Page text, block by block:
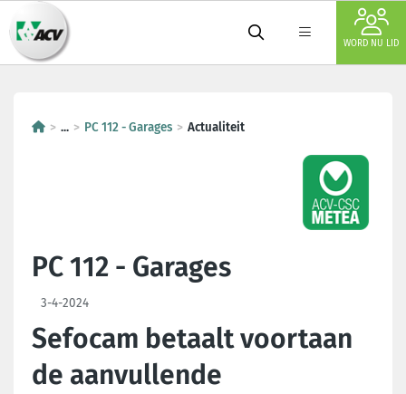
WORD NU LID
... PC 112 - Garages Actualiteit
PC 112 - Garages
3-4-2024
Sefocam betaalt voortaan
de aanvullende